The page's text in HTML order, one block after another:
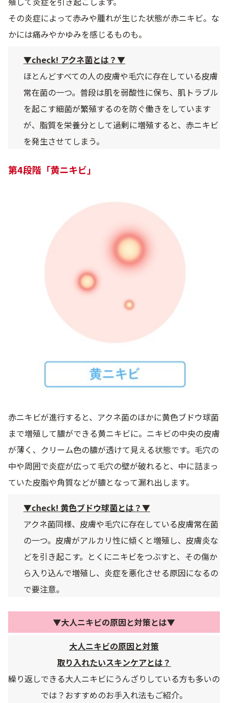
その炎症によって赤みや腫れが生じた状態が赤ニキビ。な
かには痛みやかゆみを感じるものも。
▼check! アクネ菌とは？▼
ほとんどすべての人の皮膚や毛穴に存在している皮膚
常在菌の一つ。普段は肌を弱酸性に保ち、肌トラブル
を起こす細菌が繁殖するのを防ぐ働きをしています
が、脂質を栄養分として過剰に増殖すると、赤ニキビ
を発生させてしまう。
第4段階「黄ニキビ」
赤ニキビが進行すると、アクネ菌のほかに黄色ブドウ球菌
まで増殖して膿ができる黄ニキビに。ニキビの中央の皮膚
が薄く、クリーム色の膿が透けて見える状態です。毛穴の
中や周囲で炎症が広って毛穴の壁が破れると、中に詰まっ
ていた皮脂や角質などが膿となって漏れ出します。
▼check! 黄色ブドウ球菌とは？▼
アクネ菌同様、皮膚や毛穴に存在している皮膚常在菌
の一つ。皮膚がアルカリ性に傾くと増殖し、皮膚炎な
どを引き起こす。とくにニキビをつぶすと、その傷か
ら入り込んで増殖し、炎症を悪化させる原因になるの
で要注意。
▼大人ニキビの原因と対策とは▼
大人ニキビの原因と対策
取り入れたいスキンケアとは？
繰り返しできる大人ニキビにうんざりしている方も多いの
では？おすすめのお手入れ法もご紹介。